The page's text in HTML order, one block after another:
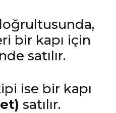
bir kapı için
satılır.
ise bir kapı
satılır.